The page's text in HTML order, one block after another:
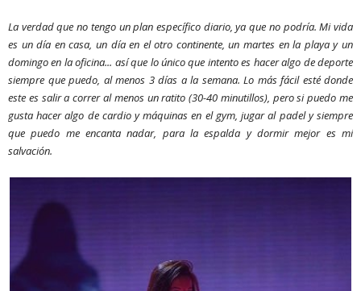
La verdad que no tengo un plan específico diario, ya que no podría. Mi vida
es un día en casa, un día en el otro continente, un martes en la playa y un
domingo en la oficina... así que lo único que intento es hacer algo de deporte
siempre que puedo, al menos 3 días a la semana. Lo más fácil esté donde
este es salir a correr al menos un ratito (30-40 minutillos), pero si puedo me
gusta hacer algo de cardio y máquinas en el gym, jugar al padel y siempre
que puedo me encanta nadar, para la espalda y dormir mejor es mi
salvación.